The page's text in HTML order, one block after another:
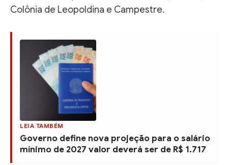
Colônia de Leopoldina e Campestre.
LEIA TAMBÉM
Governo define nova projeção para o salário
mínimo de 2027 valor deverá ser de R$ 1.717